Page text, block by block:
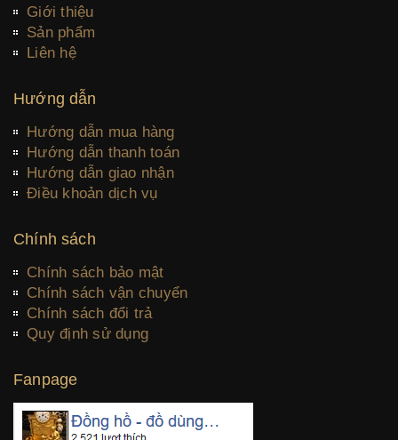
Giới thiệu
Sản phẩm
Liên hệ
Hướng dẫn
Hướng dẫn mua hàng
Hướng dẫn thanh toán
Hướng dẫn giao nhận
Điều khoản dịch vụ
Chính sách
Chính sách bảo mật
Chính sách vận chuyển
Chính sách đổi trả
Quy định sử dụng
Fanpage